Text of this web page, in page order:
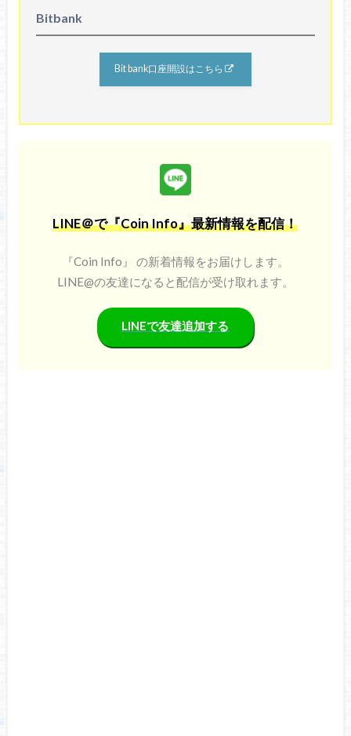
Bitbank
Bit bank口座開設はこちら
LINE＠で『Coin Info』最新情報を配信！
『Coin Info』 の新着情報をお届けします。
LINE@の友達になると配信が受け取れます。
LINEで友達追加する